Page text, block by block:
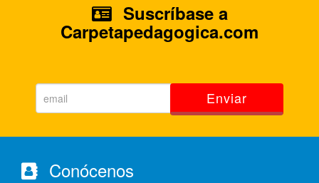
Suscríbase a
Carpetapedagogica.com
Enviar
Conócenos